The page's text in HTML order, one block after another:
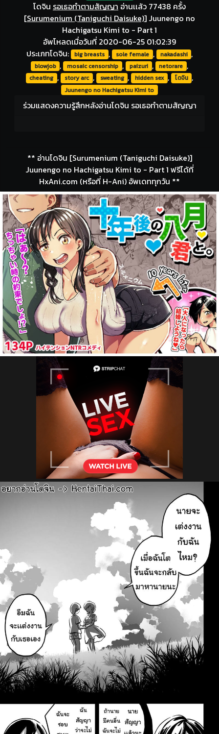
โดจิน รอเธอทำตามสัญญา อ่านเเล้ว 77438 ครั้ง
[Surumenium (Taniguchi Daisuke)] Juunengo no
Hachigatsu Kimi to - Part 1
อัพโหลดเมื่อวันที่ 2020-06-25 01:02:39
ประเภทโดจิน:
big breasts , sole female , nakadashi ,
blowjob , mosaic censorship , paizuri , netorare ,
cheating , story arc , sweating , hidden sex , โดจิน ,
Juunengo no Hachigatsu Kimi to
ร่วมแสดงความรู้สึกหลังอ่านโดจิน รอเธอทำตามสัญญา
** อ่านโดจิน [Surumenium (Taniguchi Daisuke)]
Juunengo no Hachigatsu Kimi to - Part 1 ฟรีได้ที่
HxAni.com (หรือที่ H-Ani) อัพเดททุกวัน **